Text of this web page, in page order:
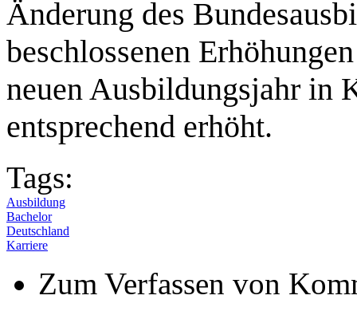
Änderung des
beschlossenen
neuen Ausbildungsjahr in
entsprechend erhöht.
Tags:
Ausbildung
Bachelor
Deutschland
Karriere
Zum Verfassen von